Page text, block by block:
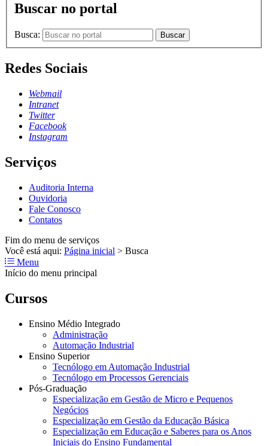
Buscar no portal
Busca: Buscar
Redes Sociais
Webmail
Intranet
Twitter
Facebook
Instagram
Serviços
Auditoria Interna
Ouvidoria
Fale Conosco
Contatos
Fim do menu de serviços
Você está aqui: Página inicial > Busca
Menu
Início do menu principal
Cursos
Ensino Médio Integrado
Administração
Automação Industrial
Ensino Superior
Tecnólogo em Automação Industrial
Tecnólogo em Processos Gerenciais
Pós-Graduação
Especialização em Gestão de Micro e Pequenos
Negócios
Especialização em Gestão da Educação Básica
Especialização em Educação e Saberes para os Anos
Iniciais do Ensino Fundamental